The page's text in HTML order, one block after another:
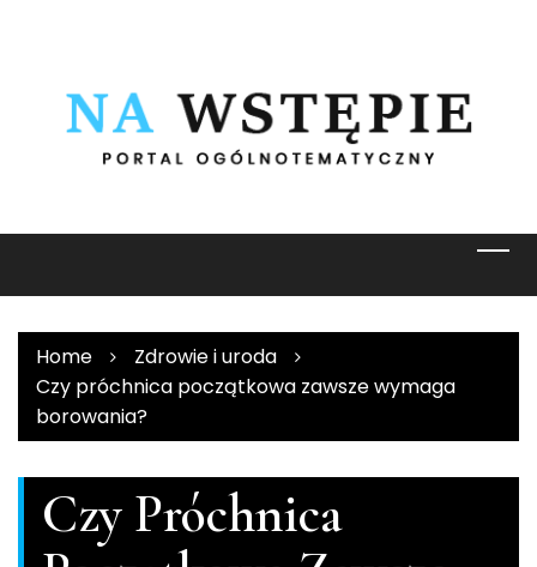
Home
Zdrowie i uroda
Czy próchnica początkowa zawsze wymaga
borowania?
Czy Próchnica